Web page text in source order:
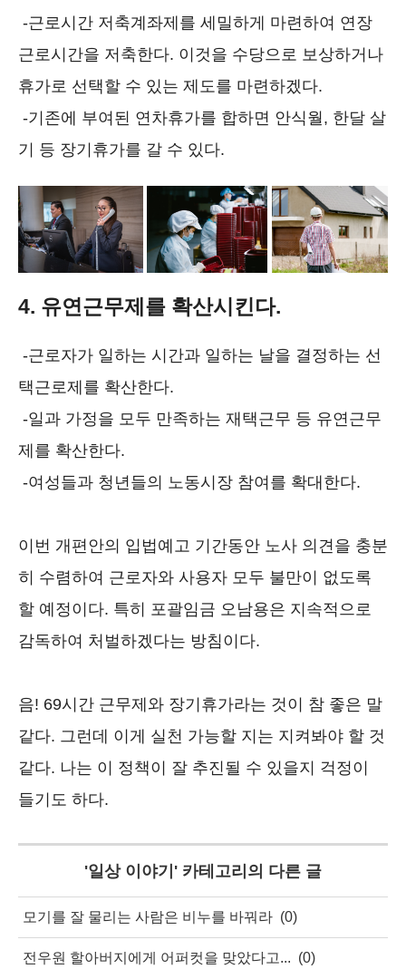
-근로시간 저축계좌제를 세밀하게 마련하여 연장
근로시간을 저축한다. 이것을 수당으로 보상하거나
휴가로 선택할 수 있는 제도를 마련하겠다.
-기존에 부여된 연차휴가를 합하면 안식월, 한달 살
기 등 장기휴가를 갈 수 있다.
4. 유연근무제를 확산시킨다.
-근로자가 일하는 시간과 일하는 날을 결정하는 선
택근로제를 확산한다.
-일과 가정을 모두 만족하는 재택근무 등 유연근무
제를 확산한다.
-여성들과 청년들의 노동시장 참여를 확대한다.
이번 개편안의 입법예고 기간동안 노사 의견을 충분
히 수렴하여 근로자와 사용자 모두 불만이 없도록
할 예정이다. 특히 포괄임금 오남용은 지속적으로
감독하여 처벌하겠다는 방침이다.
음! 69시간 근무제와 장기휴가라는 것이 참 좋은 말
같다. 그런데 이게 실천 가능할 지는 지켜봐야 할 것
같다. 나는 이 정책이 잘 추진될 수 있을지 걱정이
들기도 하다.
'일상 이야기 ' 카테고리의 다른 글
모기를 잘 물리는 사람은 비누를 바꿔라 (0)
전우원 할아버지에게 어퍼컷을 맞았다고... (0)